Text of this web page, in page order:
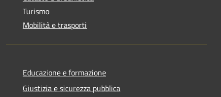
Turismo
Mobilità e trasporti
Educazione e formazione
Giustizia e sicurezza pubblica